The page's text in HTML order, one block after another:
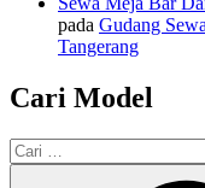
pada Gudang
Tangerang
Cari Model
Pencarian
untuk: